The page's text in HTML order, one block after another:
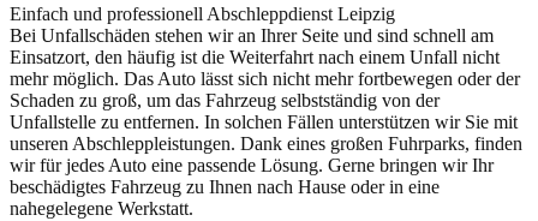
Einfach und professionell Abschleppdienst Leipzig
Bei Unfallschäden stehen wir an Ihrer Seite und sind schnell am
Einsatzort, den häufig ist die Weiterfahrt nach einem Unfall nicht
mehr möglich. Das Auto lässt sich nicht mehr fortbewegen oder der
Schaden zu groß, um das Fahrzeug selbstständig von der
Unfallstelle zu entfernen. In solchen Fällen unterstützen wir Sie mit
unseren Abschleppleistungen. Dank eines großen Fuhrparks, finden
wir für jedes Auto eine passende Lösung. Gerne bringen wir Ihr
beschädigtes Fahrzeug zu Ihnen nach Hause oder in eine
nahegelegene Werkstatt.